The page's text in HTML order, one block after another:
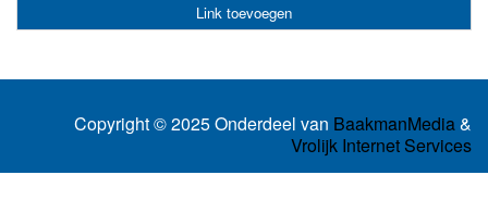
Link toevoegen
Copyright © 2025 Onderdeel van BaakmanMedia&
Vrolijk Internet Services